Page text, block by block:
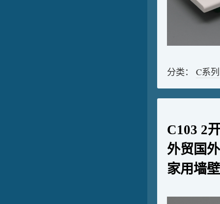
分类： C系列
C103 2
外贸国
家用墙